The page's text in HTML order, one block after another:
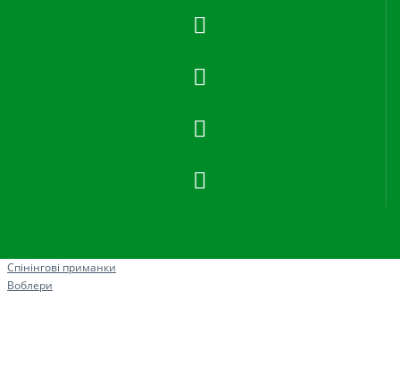
Спінінгові приманки
Воблери